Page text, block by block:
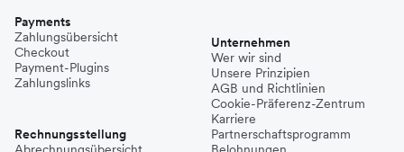
Payments
Zahlungsübersicht
Checkout
Payment-Plugins
Zahlungslinks
Rechnungsstellung
Unternehmen
Wer wir sind
Unsere Prinzipien
AGB und Richtlinien
Cookie-Präferenz-Zentrum
Karriere
Partnerschaftsprogramm